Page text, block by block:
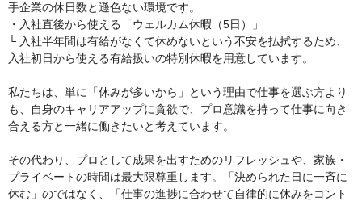
手企業の休日数と遜色ない環境です。
・入社直後から使える「ウェルカム休暇（5日）」
└ 入社半年間は有給がなくて休めないという不安を払拭するため、
入社初日から使える有給扱いの特別休暇を用意しています。
私たちは、単に「休みが多いから」という理由で仕事を選ぶ方より
も、自身のキャリアアップに貪欲で、プロ意識を持って仕事に向き
合える方と一緒に働きたいと考えています。
その代わり、プロとして成果を出すためのリフレッシュや、家族・
プライベートの時間は最大限尊重します。「決められた日に一斉に
休む」のではなく、「仕事の進捗に合わせて自律的に休みをコント